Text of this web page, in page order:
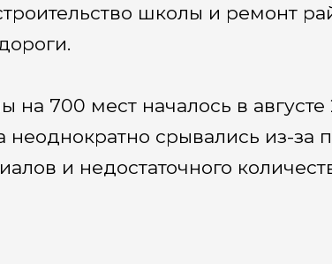
школы и ремонт
на 700 мест началось в
неоднократно срывались из-за
и недостаточного